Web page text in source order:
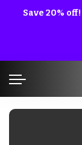
Save 20% off!